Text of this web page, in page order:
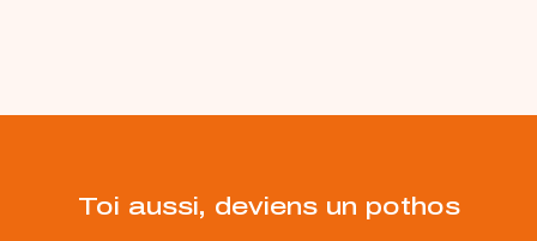
Toi aussi, deviens un pothos